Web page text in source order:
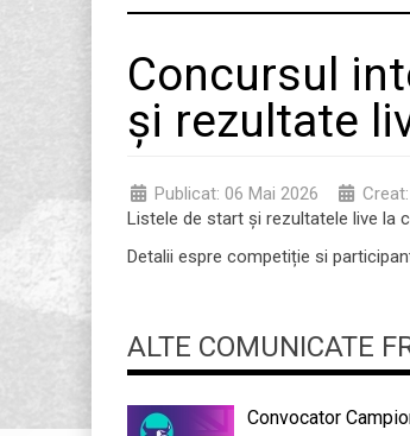
Concursul
și rezultate
Publicat: 06 Mai 2026
Listele de start și rezultatele live la
Detalii espre competiție si
ALTE COMUNICATE
Convocator